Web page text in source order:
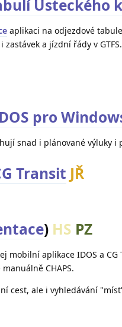
Ústeckého
aplikaci na odjezdové
a jízdní řády v GTFS.
pro
snad i plánované výluky i
Transit JŘ
) HS PZ
mobilní aplikace IDOS a
CHAPS.
cest, ale i vyhledávání